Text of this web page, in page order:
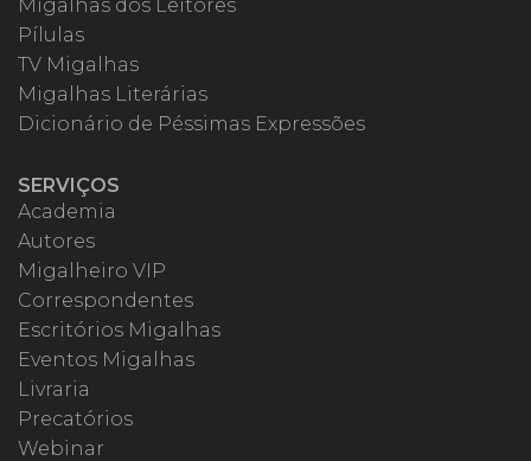
Migalhas dos Leitores
Pílulas
TV Migalhas
Migalhas Literárias
Dicionário de Péssimas Expressões
SERVIÇOS
Academia
Autores
Migalheiro VIP
Correspondentes
Escritórios Migalhas
Eventos Migalhas
Livraria
Precatórios
Webinar